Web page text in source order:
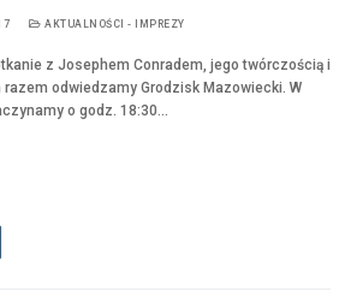
AKTUALNOŚCI - IMPREZY
z Josephem Conradem, jego twórczością i
razem odwiedzamy Grodzisk Mazowiecki. W
o godz. 18:30…